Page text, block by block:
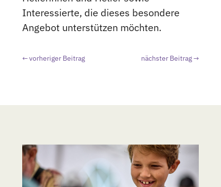
Interessierte, die dieses besondere
Angebot unterstützen möchten.
←vorheriger Beitrag nächster Beitrag→